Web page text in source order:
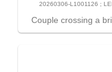
20260306-L1001126 ;
Couple crossing a